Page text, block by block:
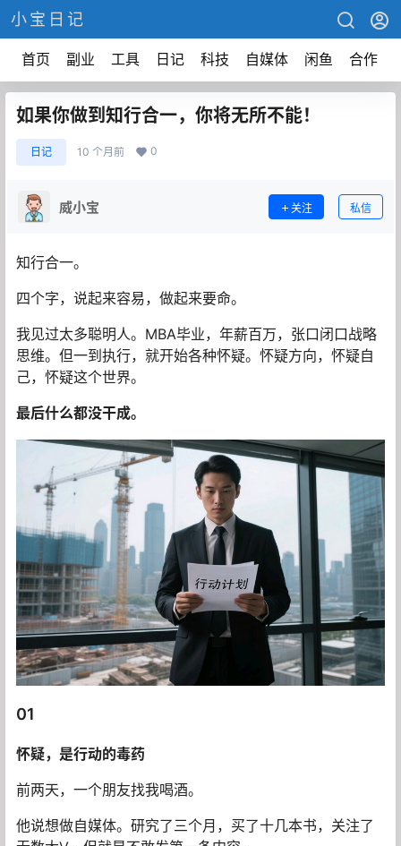
小宝日记
首页 副业 工具 日记 科技 自媒体 闲鱼 合作
如果你做到知行合一，你将无所不能！
日记 10 个月前 0
威小宝 关注 私信
知行合一。
四个字，说起来容易，做起来要命。
我见过太多聪明人。MBA毕业，年薪百万，张口闭口战略
思维。但一到执行，就开始各种怀疑。怀疑方向，怀疑自
己，怀疑这个世界。
最后什么都没干成。
01
怀疑，是行动的毒药
前两天，一个朋友找我喝酒。
他说想做自媒体。研究了三个月，买了十几本书，关注了